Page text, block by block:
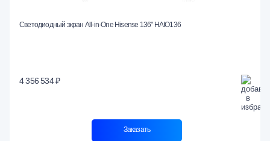
Светодиодный экран All-in-One Hisense 136" HAIO136
4 356 534 ₽
Заказать